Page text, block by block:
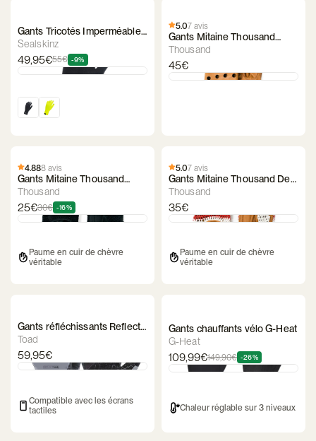
Gants Tricotés Imperméables
SealSkinz
Sealskinz
49,95€55€ -9%
5.07 avis
Gants Mitaine Thousand
Bullit
Thousand
45€
4.888 avis
Gants Mitaine Thousand
Courier Stealth Black
Thousand
25€30€ -16%
Paume en cuir de chèvre
véritable
5.07 avis
Gants Mitaine Thousand De
Franc
Thousand
35€
Paume en cuir de chèvre
véritable
Gants réfléchissants Reflect
360 Proviz
Toad
59,95€
Compatible avec les écrans
tactiles
Gants chauffants vélo G-Heat
G-Heat
109,99€149,90€ -26%
Chaleur réglable sur 3 niveaux